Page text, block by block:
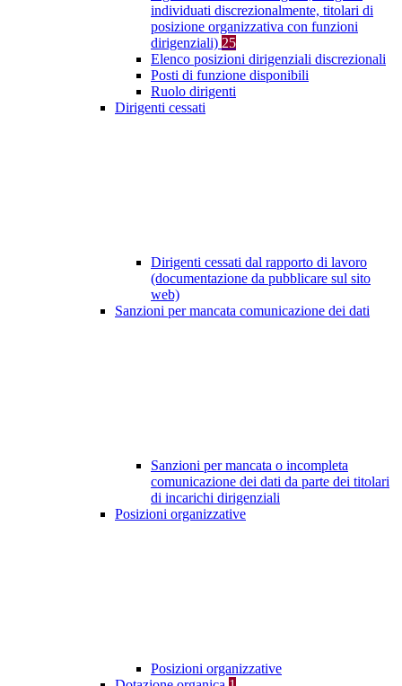
individuati discrezionalmente, titolari di
posizione organizzativa con funzioni
dirigenziali) 25
Elenco posizioni dirigenziali discrezionali
Posti di funzione disponibili
Ruolo dirigenti
Dirigenti cessati
Dirigenti cessati dal rapporto di lavoro
(documentazione da pubblicare sul sito
web)
Sanzioni per mancata comunicazione dei dati
Sanzioni per mancata o incompleta
comunicazione dei dati da parte dei titolari
di incarichi dirigenziali
Posizioni organizzative
Posizioni organizzative